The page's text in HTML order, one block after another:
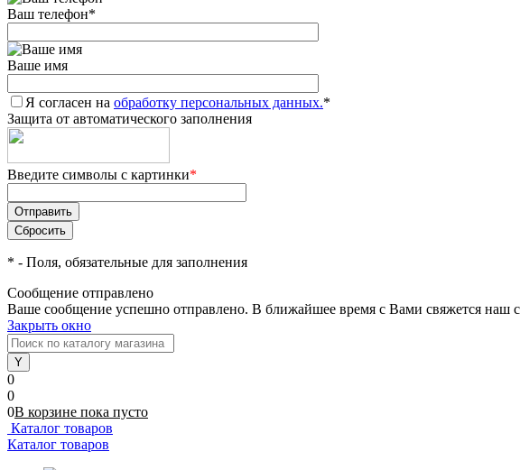
Ваш телефон*
Ваше имя
Я согласен на обработку персональных данных.*
Защита от автоматического заполнения
Введите символы с картинки*
* - Поля, обязательные для заполнения
Сообщение отправлено
Ваше сообщение успешно отправлено. В ближайшее время с Вами свяжется наш
Закрыть окно
0
0
0В корзине пока пусто
Каталог товаров
Каталог товаров